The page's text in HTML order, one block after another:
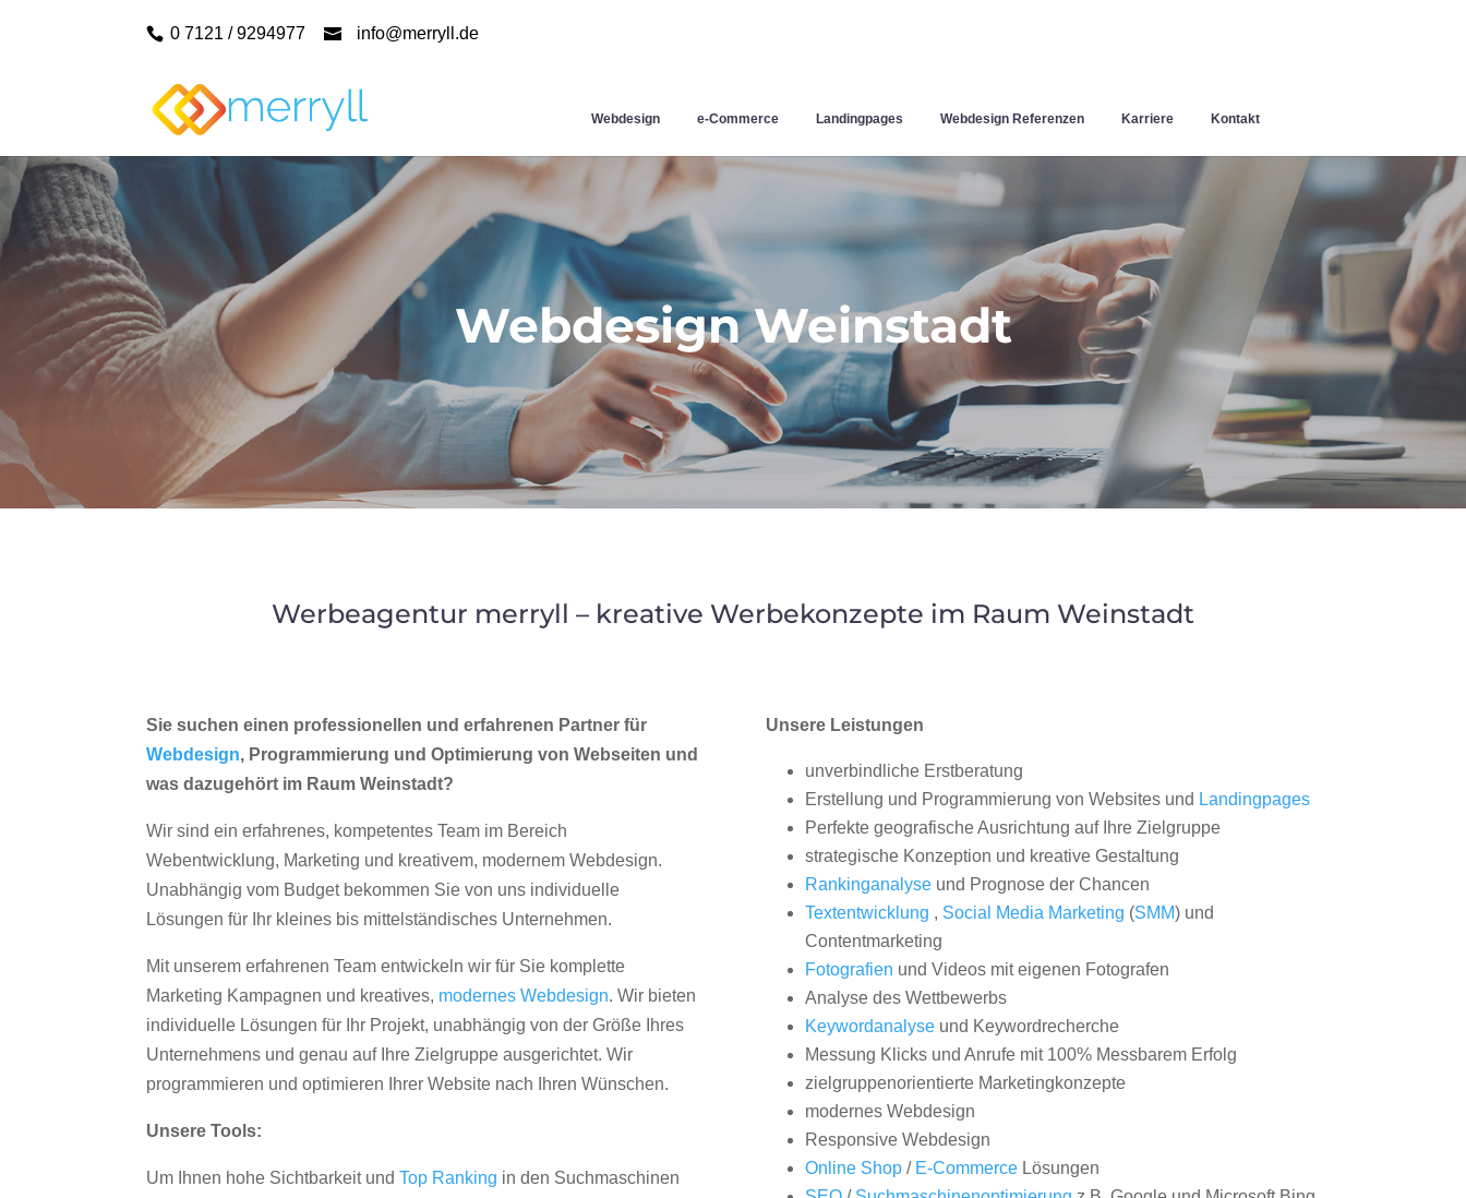
0 7121 / 9294977 info@merryll.de
Webdesign e-Commerce Landingpages Webdesign Referenzen Karriere Kontakt
Webdesign Weinstadt
Werbeagentur merryll – kreative Werbekonzepte im Raum Weinstadt
Sie suchen einen professionellen und erfahrenen Partner für
Webdesign, Programmierung und Optimierung von Webseiten und
was dazugehört im Raum Weinstadt?
Wir sind ein erfahrenes, kompetentes Team im Bereich
Webentwicklung, Marketing und kreativem, modernem Webdesign.
Unabhängig vom Budget bekommen Sie von uns individuelle
Lösungen für Ihr kleines bis mittelständisches Unternehmen.
Mit unserem erfahrenen Team entwickeln wir für Sie komplette
Marketing Kampagnen und kreatives, modernes Webdesign. Wir bieten
individuelle Lösungen für Ihr Projekt, unabhängig von der Größe Ihres
Unternehmens und genau auf Ihre Zielgruppe ausgerichtet. Wir
programmieren und optimieren Ihrer Website nach Ihren Wünschen.
Unsere Tools:
Um Ihnen hohe Sichtbarkeit undTop Ranking in den Suchmaschinen
Unsere Leistungen
unverbindliche Erstberatung
Erstellung und Programmierung von Websites und Landingpages
Perfekte geografische Ausrichtung auf Ihre Zielgruppe
strategische Konzeption und kreative Gestaltung
Rankinganalyseund Prognose der Chancen
Textentwicklung , Social Media Marketing (SMM) und
Contentmarketing
Fotografien und Videos mit eigenen Fotografen
Analyse des Wettbewerbs
Keywordanalyseund Keywordrecherche
Messung Klicks und Anrufe mit 100% Messbarem Erfolg
zielgruppenorientierte Marketingkonzepte
modernes Webdesign
Responsive Webdesign
Online Shop/ E-CommerceLösungen